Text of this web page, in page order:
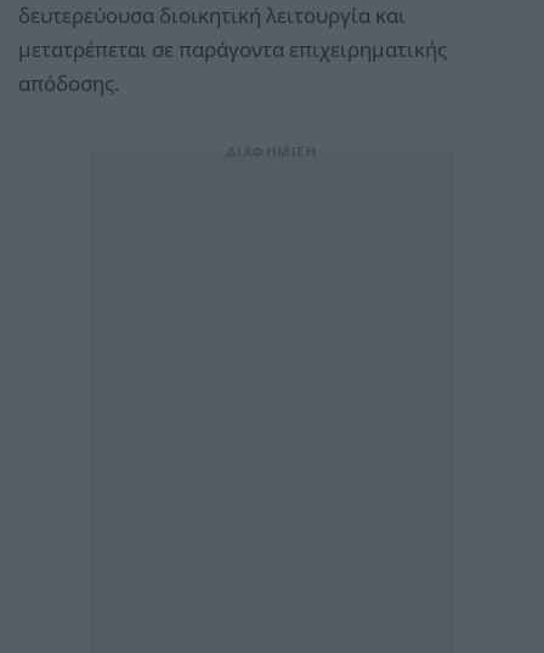
δευτερεύουσα διοικητική λειτουργία και
μετατρέπεται σε παράγοντα επιχειρηματικής
απόδοσης.